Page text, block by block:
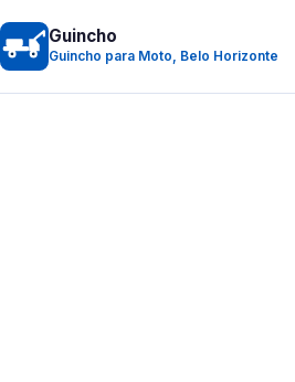
Guincho
Guincho para Moto, Belo Horizonte